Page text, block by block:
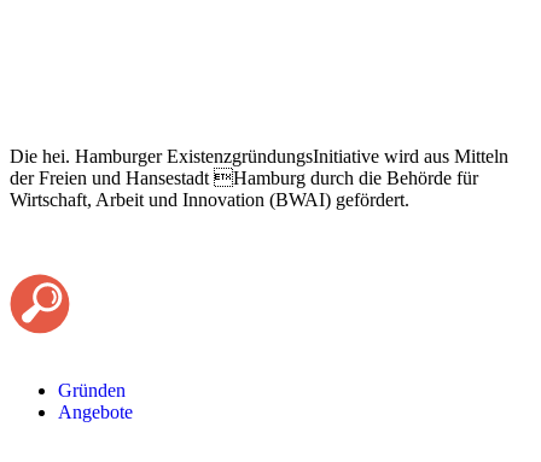
Die hei. Hamburger ExistenzgründungsInitiative wird aus Mitteln
der Freien und Hansestadt Hamburg durch die Behörde für
Wirtschaft, Arbeit und Innovation (BWAI) gefördert.
Gründen
Angebote